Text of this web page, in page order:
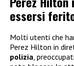
essersi
Molti utenti che
Perez Hilton in
polizia ,